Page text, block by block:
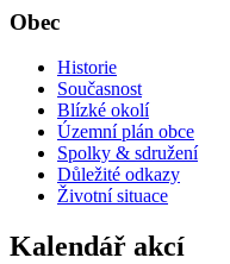
Obec
Historie
Současnost
Blízké okolí
Územní plán obce
Spolky & sdružení
Důležité odkazy
Životní situace
Kalendář akcí